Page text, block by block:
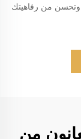
وتحسن من رفاهيتك
من